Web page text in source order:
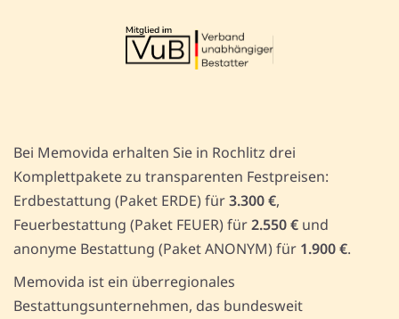
Bei Memovida erhalten Sie in Rochlitz drei
Komplettpakete zu transparenten Festpreisen:
Erdbestattung (Paket ERDE) für3.300 €,
Feuerbestattung (Paket FEUER) für2.550 € und
anonyme Bestattung (Paket ANONYM) für 1.900 €.
Memovida ist ein überregionales
Bestattungsunternehmen, das bundesweit